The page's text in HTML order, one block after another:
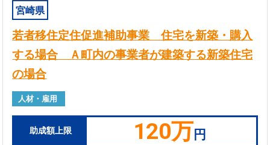
宮崎県
若者移住定住促進補助事業 住宅を新築・購入
する場合 Ａ町内の事業者が建築する新築住宅
の場合
人材・雇用
助成額上限 120万円